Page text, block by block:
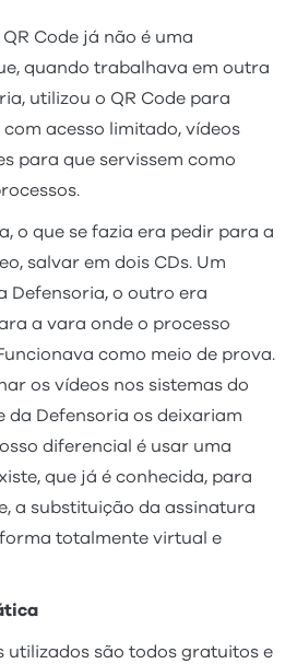
Code já não é uma
quando trabalhava em outra
utilizou o QR Code para
acesso limitado, vídeos
para que servissem como
o que se fazia era pedir para a
salvar em dois CDs. Um
Defensoria, o outro era
a vara onde o processo
como meio de prova.
os vídeos nos sistemas do
da Defensoria os deixariam
diferencial é usar uma
que já é conhecida, para
a substituição da assinatura
totalmente virtual e
utilizados são todos gratuitos e